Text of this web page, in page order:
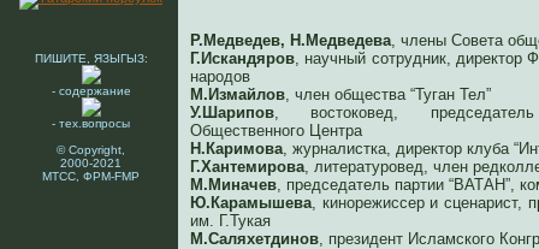
ПИШИТЕ, ЯЗЫГЫЗ:
- содержание
- тех.вопросы
© Copyright,
2000-2021
МТСС, ФРМ-FMP
Р.Медведев, Н.Медведева, члены Совета
Г.Искандяров, научный сотрудник, директор
народов
М.Измайлов, член общества “Туган Тел”
У.Шарипов, востоковед,
Общественного Центра
Н.Каримова, журналистка, директор клуба
Г.Хантемирова, литературовед, член
М.Миначев, председатель партии “ВАТАН”,
Ю.Карамышева, кинорежиссер и сценарист,
им. Г.Тукая
М.Саляхетдинов, президент Исламского